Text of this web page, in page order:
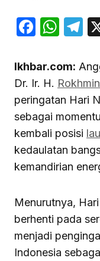
Ikhbar.com:
Dr. Ir. H.
peringatan Hari
sebagai
kembali posisi
kedaulatan
kemandirian
Menurutnya,
berhenti pada
menjadi
Indonesia